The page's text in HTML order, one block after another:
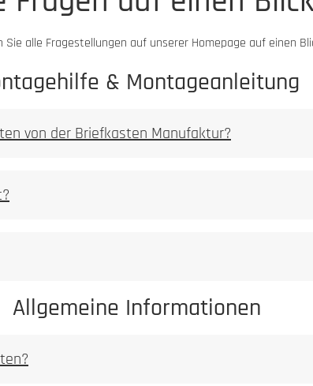
Sie alle Fragestellungen auf unserer Homepage auf einen
& Montageanleitung
von der Briefkasten Manufaktur?
Allgemeine Informationen